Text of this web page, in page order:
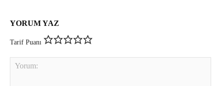
YORUM YAZ
Tarif Puanı